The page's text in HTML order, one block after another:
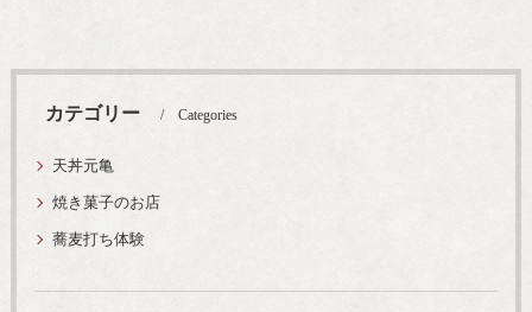
カテゴリー Categories
天丼元亀
焼き菓子のお店
蕎麦打ち体験